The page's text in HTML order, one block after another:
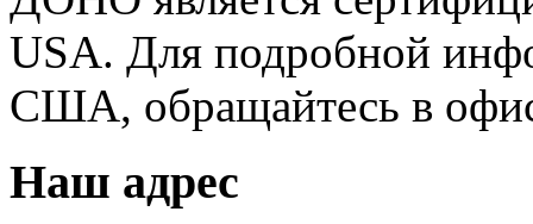
USA. Для подробной
США, обращайтесь в
Наш адрес